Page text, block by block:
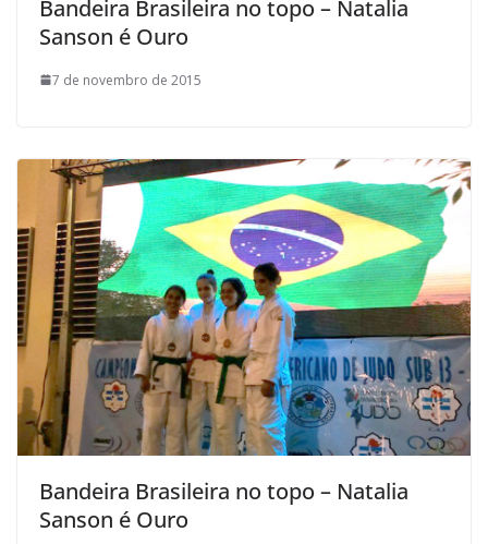
Bandeira Brasileira no topo – Natalia
Sanson é Ouro
7 de novembro de 2015
Bandeira Brasileira no topo – Natalia
Sanson é Ouro